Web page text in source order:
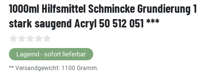
1000ml Hilfsmittel Schmincke Grundierung 1
stark saugend Acryl 50 512 051 ***
Lagernd - sofort lieferbar
** Versandgewicht: 1100 Gramm.